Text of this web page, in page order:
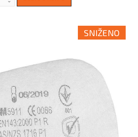
SNIŽENO